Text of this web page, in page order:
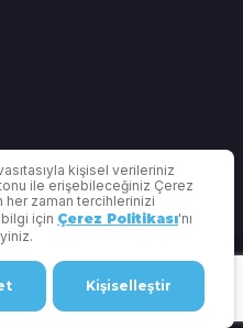
CRM | Gizlilik Politikası
kişisel verileriniz
ile erişebileceğiniz Çerez
her zaman tercihlerinizi
için Çerez Politikası'nı
Kişiselleştir